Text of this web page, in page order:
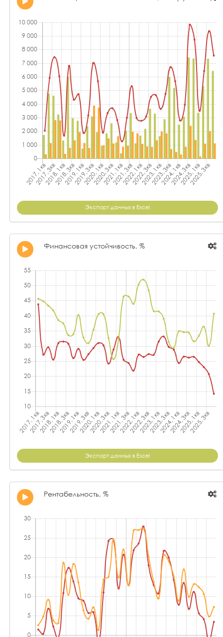
Экспорт данных в Excel
Финансовая устойчивость, %
Экспорт данных в Excel
Рентабельность, %